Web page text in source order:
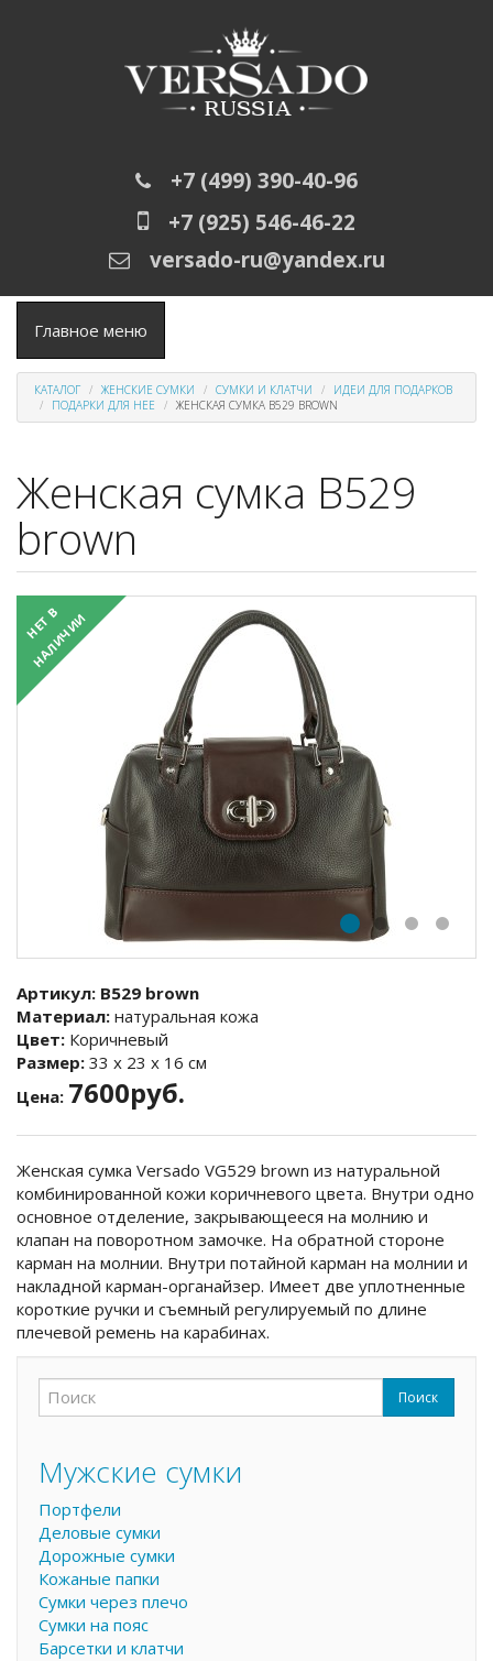
+7 (499) 390-40-96
+7 (925) 546-46-22
versado-ru@yandex.ru
Главное меню
КАТАЛОГ ЖЕНСКИЕ СУМКИ СУМКИ И КЛАТЧИ
ИДЕИ ДЛЯ ПОДАРКОВ
ПОДАРКИ ДЛЯ НЕЕ
ЖЕНСКАЯ СУМКА B529 BROWN
Женская сумка B529
brown
Артикул: B529 brown
Материал: натуральная кожа
Цвет: Коричневый
Размер: 33 х 23 х 16 см
Цена: 7600руб.
Женская сумка Versado VG529 brown из натуральной
комбинированной кожи коричневого цвета. Внутри одно
основное отделение, закрывающееся на молнию и
клапан на поворотном замочке. На обратной стороне
карман на молнии. Внутри потайной карман на молнии и
накладной карман-органайзер. Имеет две уплотненные
короткие ручки и съемный регулируемый по длине
плечевой ремень на карабинах.
Форма поиска Поиск
Мужские сумки
Портфели
Деловые сумки
Дорожные сумки
Кожаные папки
Сумки через плечо
Сумки на пояс
Барсетки и клатчи